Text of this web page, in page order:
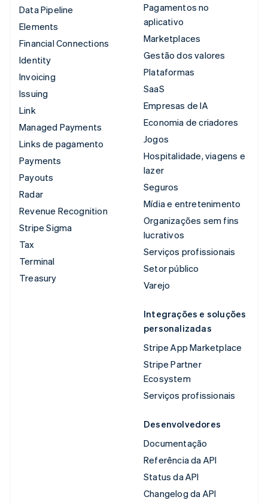
Data Pipeline
Elements
Financial Connections
Identity
Invoicing
Issuing
Link
Managed Payments
Links de pagamento
Payments
Payouts
Radar
Revenue Recognition
Stripe Sigma
Tax
Terminal
Treasury
Pagamentos no
aplicativo
Marketplaces
Gestão dos valores
Plataformas
SaaS
Empresas de IA
Economia de criadores
Jogos
Hospitalidade, viagens e
lazer
Seguros
Mídia e entretenimento
Organizações sem fins
lucrativos
Serviços profissionais
Setor público
Varejo
Integrações e soluções
personalizadas
Stripe App Marketplace
Stripe Partner
Ecosystem
Serviços profissionais
Desenvolvedores
Documentação
Referência da API
Status da API
Changelog da API